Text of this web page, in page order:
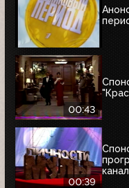
00:43
00:39